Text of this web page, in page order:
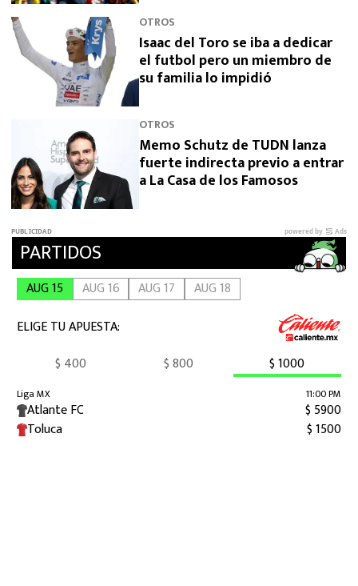
OTROS
Isaac del Toro se iba a dedicar
el futbol pero un miembro de
su familia lo impidió
OTROS
Memo Schutz de TUDN lanza
fuerte indirecta previo a entrar
a La Casa de los Famosos